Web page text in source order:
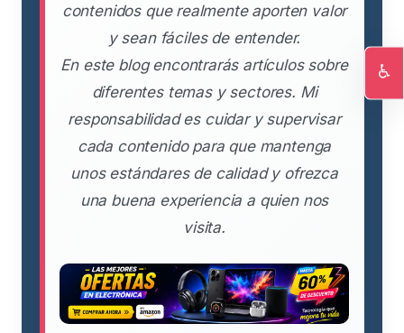
contenidos que realmente aporten valor
y sean fáciles de entender.
En este blog encontrarás artículos sobre
diferentes temas y sectores. Mi
responsabilidad es cuidar y supervisar
cada contenido para que mantenga
unos estándares de calidad y ofrezca
una buena experiencia a quien nos
visita.
♿